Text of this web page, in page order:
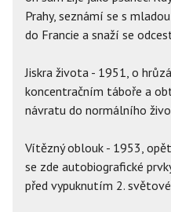
Prahy, seznámí se s
do Francie a snaží se
Jiskra života - 1951, o
koncentračním táboře a
návratu do normálního
Vítězný oblouk - 1953,
se zde autobiografické
před vypuknutím 2.